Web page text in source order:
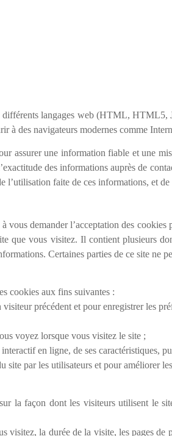
différents langages web (HTML,
à des navigateurs modernes comme
assurer une information fiable et une
des informations auprès de
l’utilisation faite de ces informations, et
vous demander l’acceptation des
que vous visitez. Il contient plusieurs
Certaines parties de ce site ne
cookies aux fins suivantes :
précédent et pour enregistrer les
voyez lorsque vous visitez le site ;
en ligne, de ses caractéristiques,
site par les utilisateurs et pour améliorer
la façon dont les visiteurs utilisent le
la durée de la visite, les pages de